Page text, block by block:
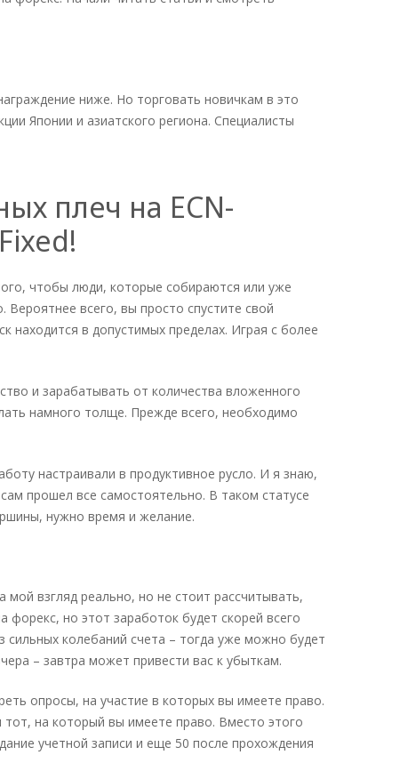
ниже. Но торговать новичкам в это
Японии и азиатского региона. Специалисты
плеч на ECN-
чтобы люди, которые собираются или уже
всего, вы просто спустите свой
в допустимых пределах. Играя с более
и зарабатывать от количества вложенного
намного толще. Прежде всего, необходимо
настраивали в продуктивное русло. И я знаю,
прошел все самостоятельно. В таком статусе
нужно время и желание.
взгляд реально, но не стоит рассчитывать,
но этот заработок будет скорей всего
колебаний счета – тогда уже можно будет
– завтра может привести вас к убыткам.
опросы, на участие в которых вы имеете право.
на который вы имеете право. Вместо этого
учетной записи и еще 50 после прохождения